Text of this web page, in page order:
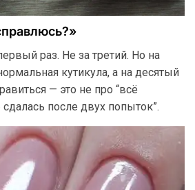
раз. Не за третий. Но на
кутикула, а на десятый
— это не про “всё
сдалась после двух попыток”.